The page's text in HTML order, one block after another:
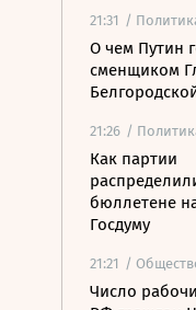
21:31 /
О чем Путин
сменщиком
21:26 /
Как партии
бюллетене
Госдуму
21:21 /
Число